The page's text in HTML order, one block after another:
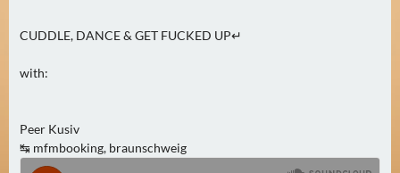
2
B
E
CUDDLE, DANCE & GET FUCKED UP↵
with:
Peer Kusiv
↹ mfmbooking, braunschweig